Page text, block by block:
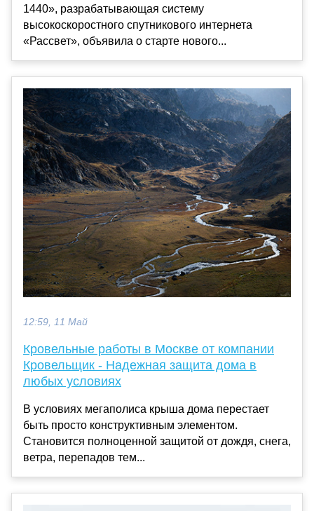
1440», разрабатывающая систему
высокоскоростного спутникового интернета
«Рассвет», объявила о старте нового...
12:59, 11 Май
Кровельные работы в Москве от компании
Кровельщик - Надежная защита дома в
любых условиях
В условиях мегаполиса крыша дома перестает
быть просто конструктивным элементом.
Становится полноценной защитой от дождя, снега,
ветра, перепадов тем...